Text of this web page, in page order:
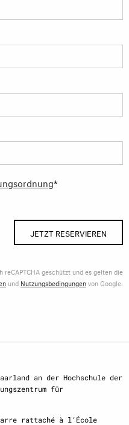
*
JETZT RESERVIEREN
reCAPTCHA geschützt und es gelten die
und Nutzungsbedingungenvon Google.
an der Hochschule der
für
rattaché à l‘École